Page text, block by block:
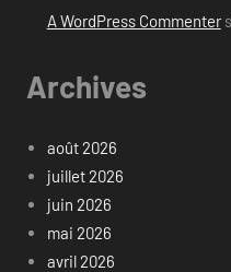
A WordPress Commenter
Archives
août 2026
juillet 2026
juin 2026
mai 2026
avril 2026